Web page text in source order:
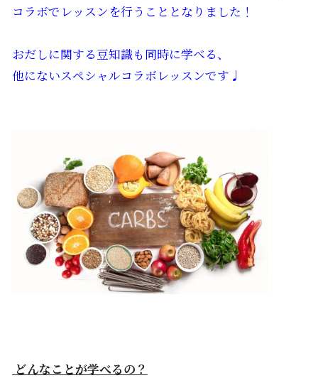
コラボでレッスンを行うこととなりました！
おだしに関する豆知識も同時に学べる、
他にないスペシャルコラボレッスンです♩
どんなことが学べるの？